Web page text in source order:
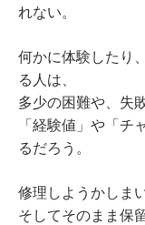
れない。
何かに体験したり
る人は、
多少の困難や、失
「経験値」や「チ
るだろう。
修理しようかし
そしてそのまま保留